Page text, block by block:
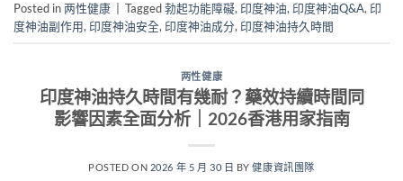
Posted in两性健康 Tagged勃起功能障礙,印度神油,印度神油Q&A,印
度神油副作用,印度神油安全,印度神油成分,印度神油持久時間
两性健康
印度神油持久時間有幾耐？藥效持續時間同
影響因素全面分析｜2026香港用家指南
POSTED ON 2026 年 5 月 30 日 BY健康資訊團隊